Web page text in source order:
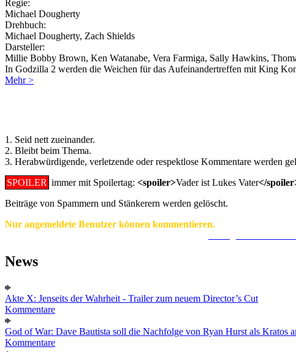
Regie:
Michael Dougherty
Drehbuch:
Michael Dougherty, Zach Shields
Darsteller:
Millie Bobby Brown, Ken Watanabe, Vera Farmiga, Sally Hawkins,
In Godzilla 2 werden die Weichen für das Aufeinandertreffen mit King
Mehr >
1. Seid nett zueinander.
2. Bleibt beim Thema.
3. Herabwürdigende, verletzende oder respektlose Kommentare werden
SPOILER immer mit Spoilertag: <spoiler>Vader ist Lukes Vater</
Beiträge von Spammern und Stänkerern werden gelöscht.
Nur angemeldete Benutzer können kommentieren.
News
Akte X: Jenseits der Wahrheit - Trailer zum neuem Director’s Cut
Kommentare
God of War: Dave Bautista soll die Nachfolge von Ryan Hurst als Kratos
Kommentare